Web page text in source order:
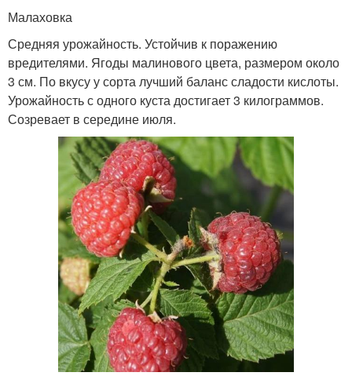
Малаховка
Средняя урожайность. Устойчив к поражению
вредителями. Ягоды малинового цвета, размером около
3 см. По вкусу у сорта лучший баланс сладости кислоты.
Урожайность с одного куста достигает 3 килограммов.
Созревает в середине июля.